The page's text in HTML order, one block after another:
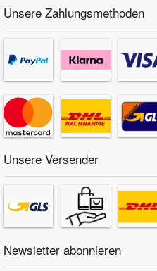
Unsere Zahlungsmethoden
Unsere Versender
Newsletter abonnieren